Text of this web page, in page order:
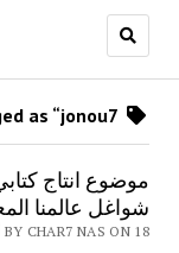
موضوع انتاج
شواغل عالمنا المعاصر
BY CHAR7 NAS ON 18 أكتوبر، 2021